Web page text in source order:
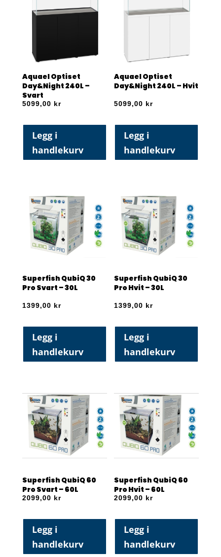
Aquael Optiset
Day&Night 240L –
Svart
5099,00 kr
Legg i
handlekurv
Aquael Optiset
Day&Night 240L – Hvit
5099,00 kr
Legg i
handlekurv
Superfish QubiQ 30
Pro Svart – 30L
1399,00 kr
Legg i
handlekurv
Superfish QubiQ 30
Pro Hvit – 30L
1399,00 kr
Legg i
handlekurv
Superfish QubiQ 60
Pro Svart – 60L
2099,00 kr
Legg i
handlekurv
Superfish QubiQ 60
Pro Hvit – 60L
2099,00 kr
Legg i
handlekurv